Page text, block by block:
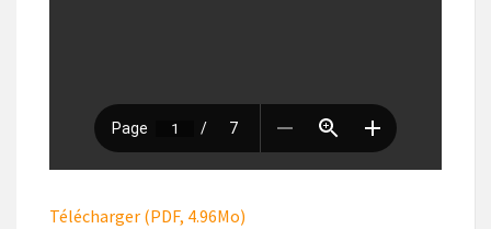
Télécharger (PDF, 4.96Mo)